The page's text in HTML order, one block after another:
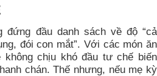
đầu danh sách về độ “cả
đói con mắt”. Với các món ăn
không chịu khó đầu tư chế biến
chán. Thế nhưng, nếu mẹ kỳ